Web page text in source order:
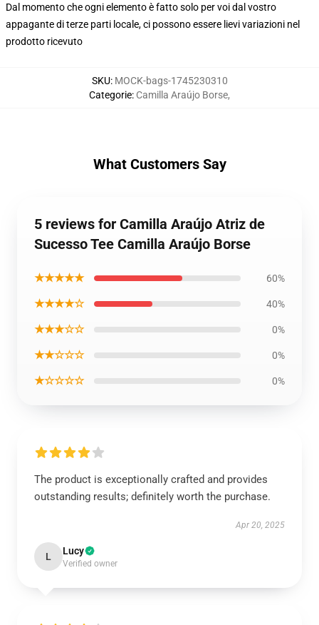
Dal momento che ogni elemento è fatto solo per voi dal vostro
appagante di terze parti locale, ci possono essere lievi variazioni nel
prodotto ricevuto
SKU: MOCK-bags-1745230310
Categorie: Camilla Araújo Borse,
What Customers Say
5 reviews for Camilla Araújo Atriz de
Sucesso Tee Camilla Araújo Borse
★★★★★ 60%
★★★★☆ 40%
★★★☆☆ 0%
★★☆☆☆ 0%
★☆☆☆☆ 0%
The product is exceptionally crafted and provides
outstanding results; definitely worth the purchase.
Apr 20, 2025
L Lucy
Verified owner